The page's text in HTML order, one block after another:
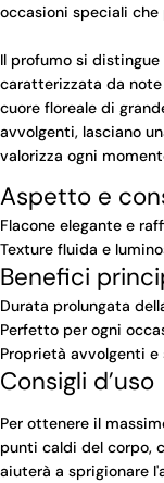
occasioni speciali
Il profumo si
caratterizzata da
cuore floreale di
avvolgenti, lasciano
valorizza ogni
Aspetto e
Flacone elegante e
Texture fluida e
Benefici
Durata prolungata
Perfetto per ogni
Proprietà avvolgenti e
Consigli d’uso
Per ottenere il
punti caldi del corpo,
aiuterà a sprigionare